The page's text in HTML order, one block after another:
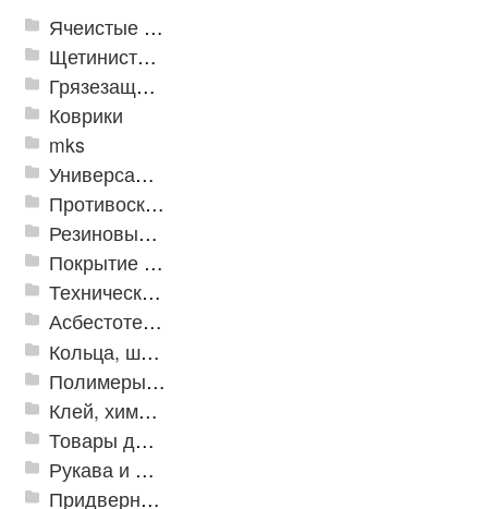
Ячеистые грязезащитные покрытия
Щетинистые покрытия
Грязезащитные, влаговпитывающие покрытия
Коврики
mks
Универсальные модульные покрытия
Противоскользящая защита для лестниц, профили, ленты
Резиновые и ПВХ дорожки
Покрытие из резиновой крошки
Техническая резина
Асбестотехнические и теплоизоляционные материалы
Кольца, шайбы, манжеты
Полимеры и пластики
Клей, химия, сопутствующие товары
Товары для дома
Рукава и шланги промышленные
Придверные решетки